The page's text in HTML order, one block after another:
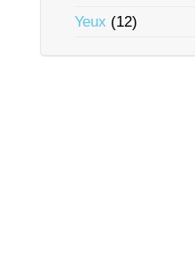
Yeux (12)